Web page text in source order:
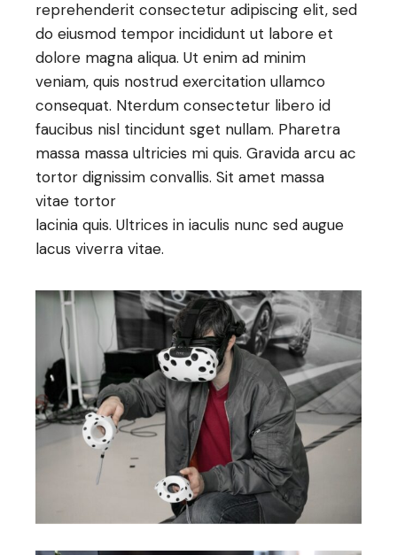
reprehenderit consectetur adipiscing elit, sed
do eiusmod tempor incididunt ut labore et
dolore magna aliqua. Ut enim ad minim
veniam, quis nostrud exercitation ullamco
consequat. Nterdum consectetur libero id
faucibus nisl tincidunt sget nullam. Pharetra
massa massa ultricies mi quis. Gravida arcu ac
tortor dignissim convallis. Sit amet massa
vitae tortor
lacinia quis. Ultrices in iaculis nunc sed augue
lacus viverra vitae.